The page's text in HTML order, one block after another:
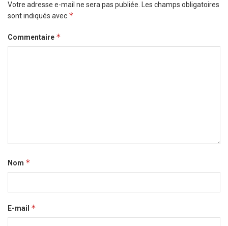
Votre adresse e-mail ne sera pas publiée.
Les champs obligatoires
sont indiqués avec *
Commentaire *
Nom *
E-mail *